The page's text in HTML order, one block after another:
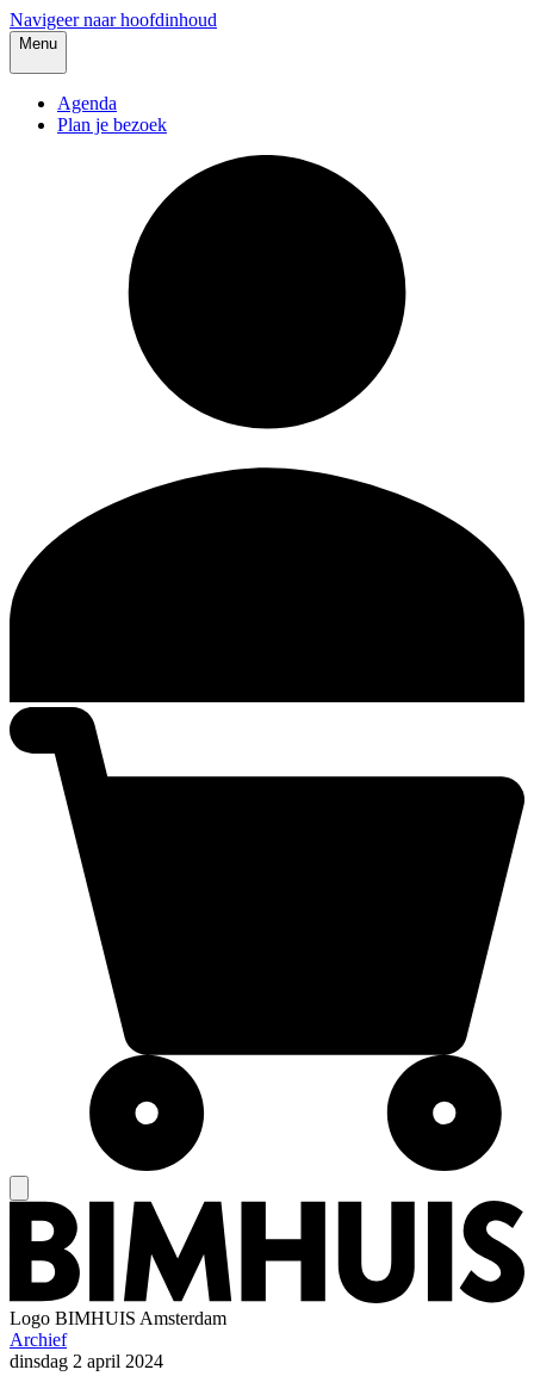
Navigeer naar hoofdinhoud
Menu
Agenda
Plan je bezoek
Logo BIMHUIS Amsterdam
Archief
dinsdag 2 april 2024